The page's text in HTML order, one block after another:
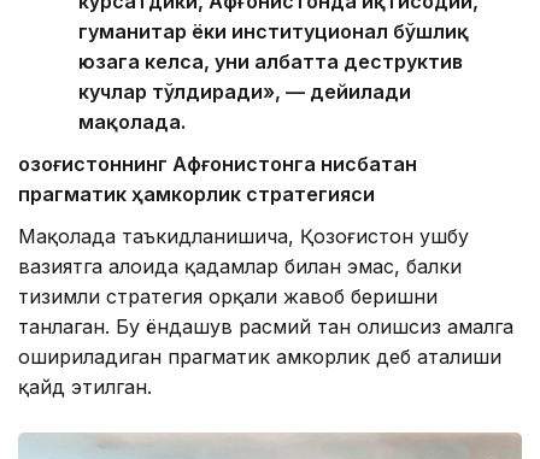
гуманитар ёки институционал бўшлиқ
юзага келса, уни албатта деструктив
кучлар тўлдиради», — дейилади
мақолада.
Қозоғистоннинг Афғонистонга нисбатан
прагматик ҳамкорлик стратегияси
Мақолада таъкидланишича, Қозоғистон ушбу
вазиятга алоҳида қадамлар билан эмас, балки
тизимли стратегия орқали жавоб беришни
танлаган. Бу ёндашув расмий тан олишсиз амалга
ошириладиган прагматик ҳамкорлик деб аталиши
қайд этилган.